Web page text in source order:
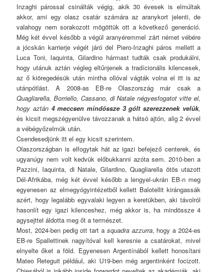
Inzaghi párossal csinálták végig, akik 30 évesek is elmúltak
akkor, ami egy olasz csatár számára az aranykort jelenti, de
valahogy nem sorakozott mögöttük ott a következő generáció.
Még két évvel később a végül aranyéremmel zárt német vébére
a jócskán karrierje végét járó del Piero-Inzaghi páros mellett a
Luca Toni, Iaquinta, Gilardino hármast tudták csak produkálni,
hogy utánuk aztán végleg eltűnjenek a tradícionális kilencesek,
az ő kiöregedésük után mintha ollóval vágták volna el itt is az
utánpótlást. A 2008-as EB-re Olaszország már csak a
Quagliarella, Borriello, Cassano, di Natale négyesfogatot vitte el,
hogy aztán 4 meccsen mindössze 3 gólt szerezzenek velük,
és kicsit megszégyenülve távozzanak a hátsó ajtón, alig 2 évvel
a vébégyőzelmük után.
Csendesedjünk itt el egy kicsit szerintem.
Olaszországban is elfogytak hát az igazi befejező centerek, és
ugyanúgy nem volt kedvük előbukkanni azóta sem. 2010-ben a
Pazzini, Iaquinta, di Natale, Gilardino, Quagliarella ötös utazott
Dél-Afrikába, még két évvel később a lengyel-ukrán EB-n meg
egyenesen az elmegyógyintézetből kellett Balotellit kirángassák
azért, hogy legalább egyvalaki legyen a keretükben, aki távolról
hasonlít egy igazi kilenceshez, még akkor is, ha mindössze 4
agysejttel áldotta meg őt a természet.
Most, 2024-ben pedig ott tart a squadra azzurra, hogy a 2024-es
EB-re Spallettinek nagyítóval kell keresnie a csatárokat, mivel
elnyelte őket a föld. Egyenesen Argentínából kellett honosítani
Mateo Reteguit például, aki U19-ben még argentinként focizott.